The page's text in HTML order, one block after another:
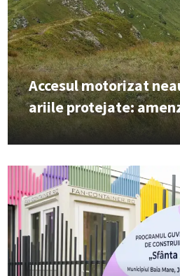
Accesul motorizat
ariile protejate: